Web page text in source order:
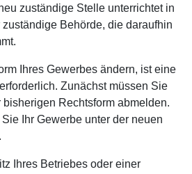
zuständige Stelle unterrichtet in
Behörde, die daraufhin
Ihres Gewerbes ändern, ist eine
Zunächst müssen Sie
bisherigen Rechtsform abmelden.
Ihr Gewerbe unter der neuen
Ihres Betriebes oder einer